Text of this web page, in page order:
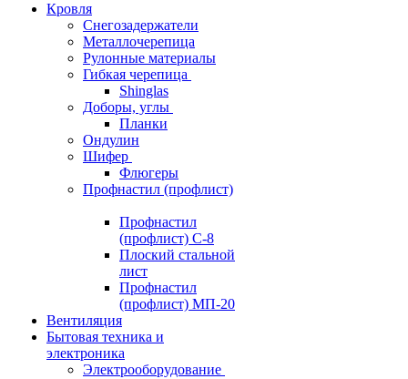
Кровля
Снегозадержатели
Металлочерепица
Рулонные материалы
Гибкая черепица
Shinglas
Доборы, углы
Планки
Ондулин
Шифер
Флюгеры
Профнастил (профлист)
Профнастил
(профлист) С-8
Плоский стальной
лист
Профнастил
(профлист) МП-20
Вентиляция
Бытовая техника и
электроника
Электрооборудование